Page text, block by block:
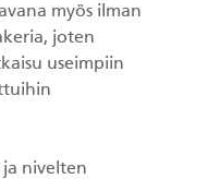
myös ilman
joten
useimpiin
ja nivelten